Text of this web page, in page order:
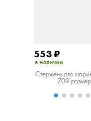
553 ₽
в наличии
Стержень для
Z09